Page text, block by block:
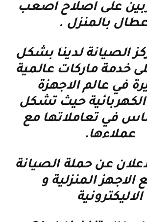
على اصلاح اصعب
بالمنزل .
الصيانة لدينا بشكل
خدمة ماركات عالمية
في عالم الاجهزة
حيث تشكل
في تعاملاتها مع
عملاءها.
عن حملة الصيانة
الاجهز المنزلية و
الاليكترونية